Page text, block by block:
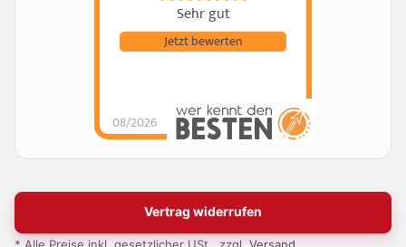
Sehr gut
08/2026
Jetzt bewerten
Vertrag widerrufen
* Alle Preise inkl. gesetzlicher USt., zzgl. Versand